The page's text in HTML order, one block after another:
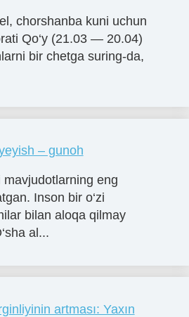
chorshanba kuni uchun
Qo‘y (21.03 — 20.04)
bir chetga suring-da,
– gunoh
eng
Inson bir o‘zi
bilan aloqa qilmay
al...
artması: Yaxın